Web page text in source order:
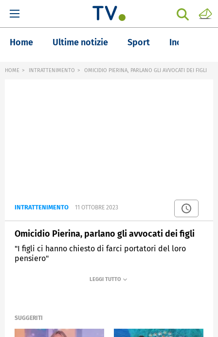
Home Ultime notizie Sport Inchieste
HOME INTRATTENIMENTO OMICIDIO PIERINA, PARLANO GLI AVVOCATI DEI FIGLI
INTRATTENIMENTO 11 OTTOBRE 2023
Omicidio Pierina, parlano gli avvocati dei figli
"I figli ci hanno chiesto di farci portatori del loro
pensiero"
POMERIGGIO CINQUE
SUGGERITI